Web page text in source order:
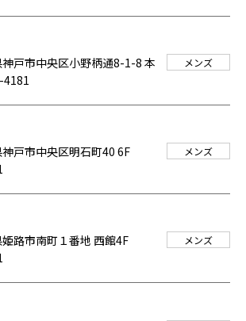
戸市中央区小野柄通8-1-8 本
4181
メンズ
戸市中央区明石町40 6F
メンズ
路市南町１番地 西館4F
メンズ